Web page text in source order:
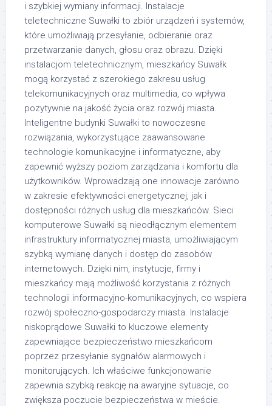
i szybkiej wymiany informacji. Instalacje
teletechniczne Suwałki to zbiór urządzeń i systemów,
które umożliwiają przesyłanie, odbieranie oraz
przetwarzanie danych, głosu oraz obrazu. Dzięki
instalacjom teletechnicznym, mieszkańcy Suwałk
mogą korzystać z szerokiego zakresu usług
telekomunikacyjnych oraz multimedia, co wpływa
pozytywnie na jakość życia oraz rozwój miasta.
Inteligentne budynki Suwałki to nowoczesne
rozwiązania, wykorzystujące zaawansowane
technologie komunikacyjne i informatyczne, aby
zapewnić wyższy poziom zarządzania i komfortu dla
użytkowników. Wprowadzają one innowacje zarówno
w zakresie efektywności energetycznej, jak i
dostępności różnych usług dla mieszkańców. Sieci
komputerowe Suwałki są nieodłącznym elementem
infrastruktury informatycznej miasta, umożliwiającym
szybką wymianę danych i dostęp do zasobów
internetowych. Dzięki nim, instytucje, firmy i
mieszkańcy mają możliwość korzystania z różnych
technologii informacyjno-komunikacyjnych, co wspiera
rozwój społeczno-gospodarczy miasta. Instalacje
niskoprądowe Suwałki to kluczowe elementy
zapewniające bezpieczeństwo mieszkańcom
poprzez przesyłanie sygnałów alarmowych i
monitorujących. Ich właściwe funkcjonowanie
zapewnia szybką reakcję na awaryjne sytuacje, co
zwiększa poczucie bezpieczeństwa w mieście.